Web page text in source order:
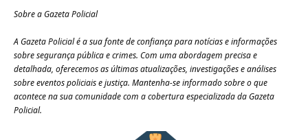
Sobre a Gazeta Policial
A Gazeta Policial é a sua fonte de confiança para notícias e informações
sobre segurança pública e crimes. Com uma abordagem precisa e
detalhada, oferecemos as últimas atualizações, investigações e análises
sobre eventos policiais e justiça. Mantenha-se informado sobre o que
acontece na sua comunidade com a cobertura especializada da Gazeta
Policial.